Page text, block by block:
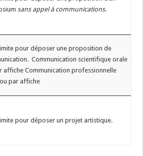
sans appel à communications.
pour déposer une proposition de
Communication scientifique orale
affiche Communication professionnelle
par affiche
pour déposer un projet artistique.